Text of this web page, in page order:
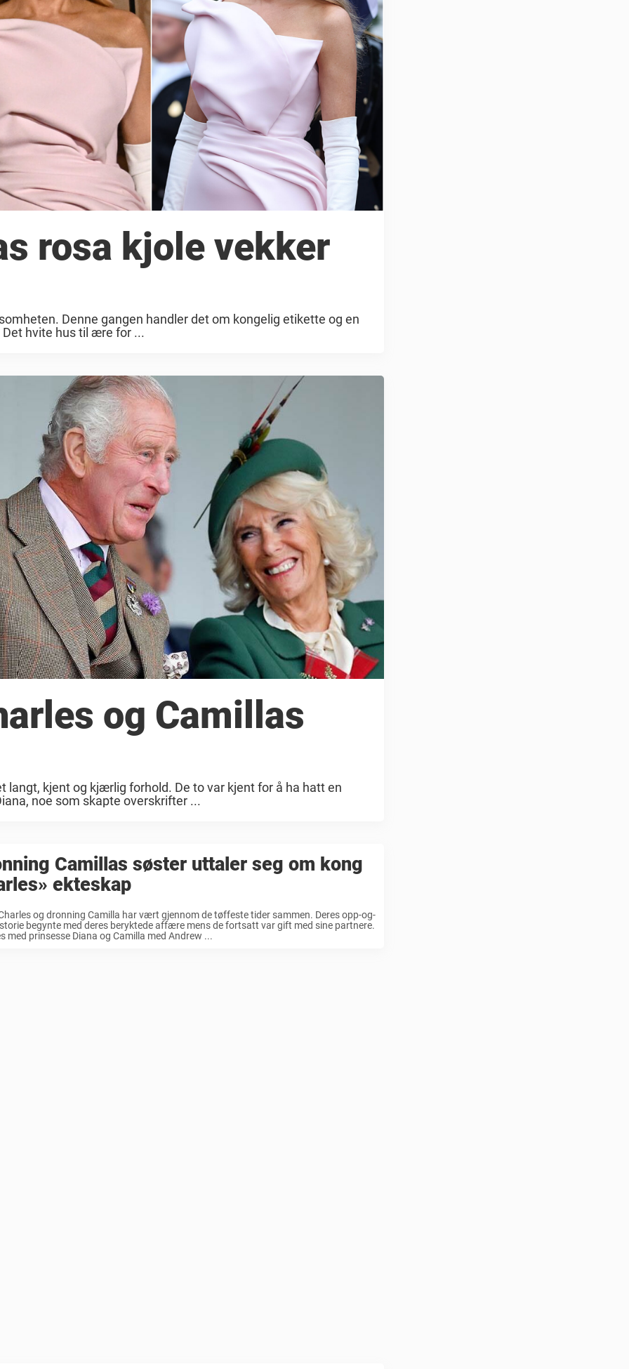
rosa kjole vekker
Denne gangen handler det om kongelig etikette og en
hvite hus til ære for ...
og Camillas
langt, kjent og kjærlig forhold. De to var kjent for å ha hatt en
noe som skapte overskrifter ...
Camillas søster uttaler seg om kong
ekteskap
og dronning Camilla har vært gjennom de tøffeste tider sammen. Deres opp-og-
begynte med deres beryktede affære mens de fortsatt var gift med sine partnere.
med prinsesse Diana og Camilla med Andrew ...